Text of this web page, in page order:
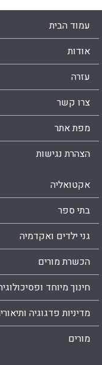
תגברנה
אינו אתי.
האכפתיות
מורים שתפסו
להיעדר
Z).
עמוד הבית
אודות
עזרה
צרו קשר
מפת אתר
הצהרת נגישות
אקטואליה
בתי ספר
גני ילדים ואקדמיה
הכשרת מורים
חינוך מיוחד
מדיניות פדגוגיה
מורים